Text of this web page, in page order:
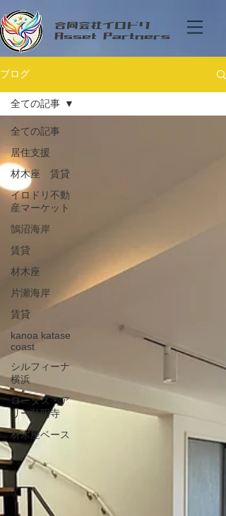
合同会社イロドリ
Asset Partners
ブログ
全ての記事
居住支援
材木座 賃貸
イロドリ不動
産マーケット
鵠沼海岸
賃貸
材木座
片瀬海岸
賃貸
kanoa katase
coast
シルフィーナ
横浜
ロータス・ア
リー弘明寺
材木座ベース
全ての記事